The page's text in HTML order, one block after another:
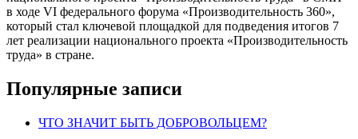
в ходе VI федерального форума «Производительность 360»,
который стал ключевой площадкой для подведения итогов 7
лет реализации национального проекта «Производительность
труда» в стране.
Популярные записи
ЧТО ЗНАЧИТ БЫТЬ ДОБРОВОЛЬЦЕМ?